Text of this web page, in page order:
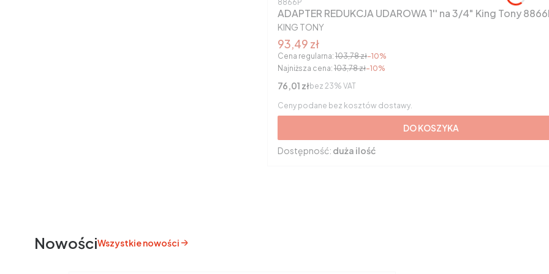
8866P
ADAPTER REDUKCJA UDAROWA 1'' na 3/4" King Tony
PRODUCENT
KING TONY
Cena promocyjna brutto
93,49 zł
Cena regularna: 103,78 zł-10%
Najniższa cena: 103,78 zł-10%
Cena netto
76,01 złbez 23% VAT
Ceny podane bez kosztów dostawy.
DO KOSZYKA
Dostępność: duża ilość
NowościWszystkie nowości